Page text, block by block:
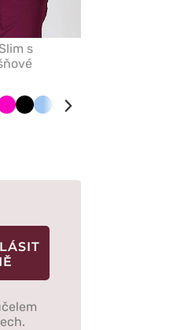
s
Malinová
ČernáModráMátová